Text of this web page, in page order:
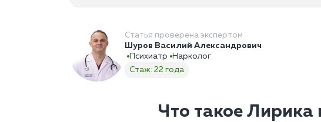
Статья проверена экспертом
Шуров Василий Александрович
Психиатр
Нарколог
Стаж: 22 года
Что такое Лирика